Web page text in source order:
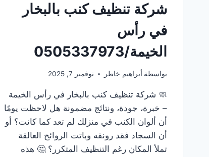
شركة تنظيف كنب بالبخار
في رأس
الخيمة/0505337973
بواسطة أبراهيم خاطر نوفمبر 7, 2025
🧼 شركة تنظيف كنب بالبخار في رأس الخيمة
– خبرة، جودة، ونتائج مضمونة هل لاحظت يومًا
أن ألوان الكنب في منزلك لم تعد كما كانت؟ أو
أن السجاد فقد رونقه وباتت الروائح العالقة
تملأ المكان رغم التنظيف المتكرر؟ 🤔 هذه